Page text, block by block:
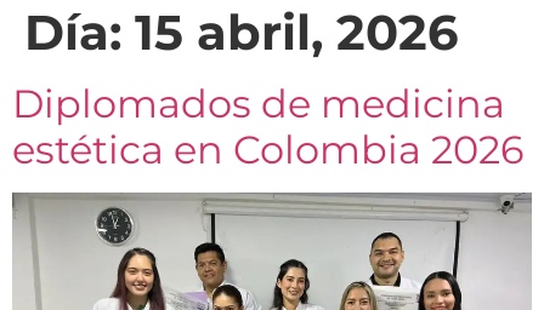
Día: 15 abril, 2026
Diplomados de medicina
estética en Colombia 2026